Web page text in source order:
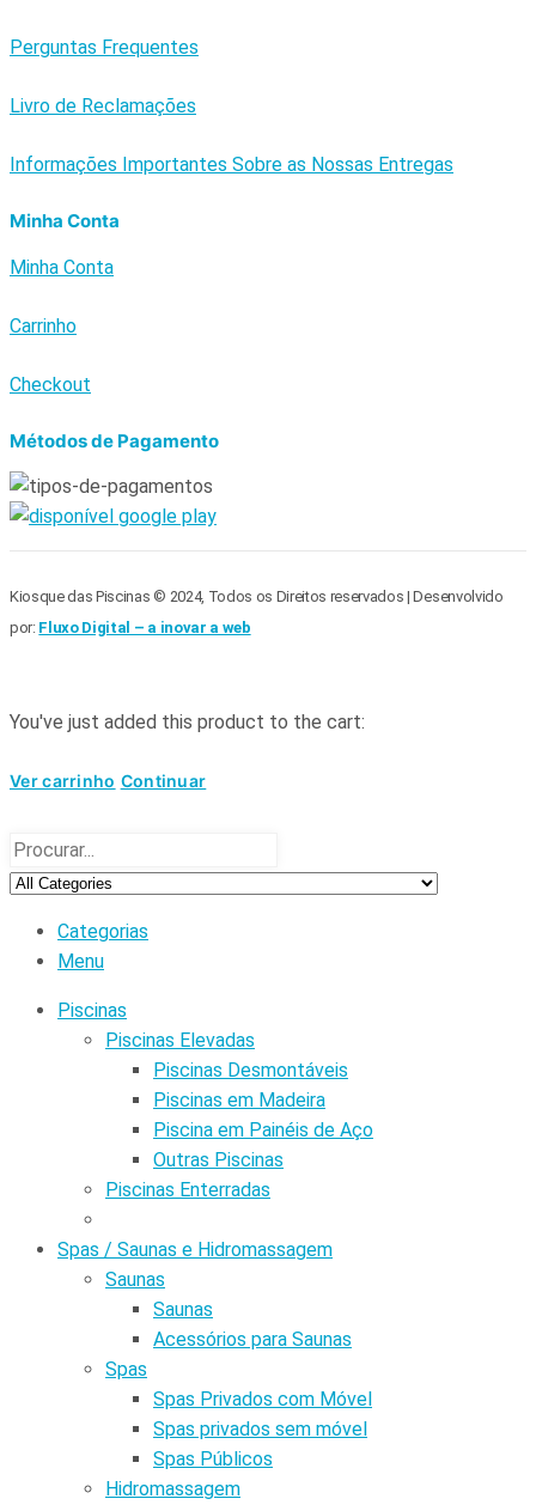
Perguntas Frequentes
Livro de Reclamações
Informações Importantes Sobre as Nossas Entregas
Minha Conta
Minha Conta
Carrinho
Checkout
Métodos de Pagamento
Kiosque das Piscinas © 2024, Todos os Direitos reservados | Desenvolvido
por: Fluxo Digital – a inovar a web
You've just added this product to the cart:
Ver carrinho Continuar
Categorias
Menu
Piscinas
Piscinas Elevadas
Piscinas Desmontáveis
Piscinas em Madeira
Piscina em Painéis de Aço
Outras Piscinas
Piscinas Enterradas
Spas / Saunas e Hidromassagem
Saunas
Saunas
Acessórios para Saunas
Spas
Spas Privados com Móvel
Spas privados sem móvel
Spas Públicos
Hidromassagem